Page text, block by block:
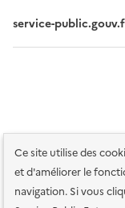
Ce site utilise des
et d'améliorer le
navigation. Si vous
service-